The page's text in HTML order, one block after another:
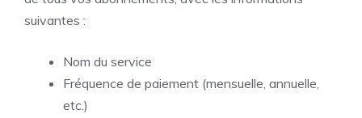
suivantes :
Nom du service
Fréquence de paiement (mensuelle, annuelle,
etc.)